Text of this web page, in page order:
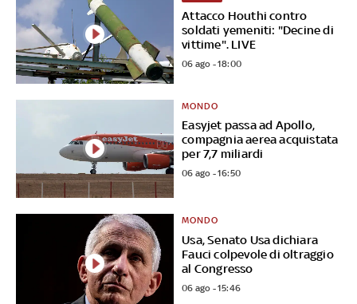
Attacco Houthi contro
soldati yemeniti: "Decine di
vittime". LIVE
06 ago - 18:00
Easyjet passa ad Apollo,
compagnia aerea acquistata
per 7,7 miliardi
MONDO
06 ago - 16:50
Usa, Senato Usa dichiara
Fauci colpevole di oltraggio
al Congresso
MONDO
06 ago - 15:46